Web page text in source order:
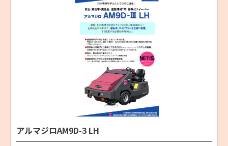
アルマジロAM9D-3 LH